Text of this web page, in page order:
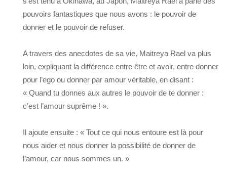
pouvoirs fantastiques que nous avons : le pouvoir de
donner et le pouvoir de refuser.
A travers des anecdotes de sa vie, Maitreya Rael va plus
loin, expliquant la différence entre être et avoir, entre donner
pour l’ego ou donner par amour véritable, en disant :
« Quand tu donnes aux autres le pouvoir de te donner :
c’est l’amour suprême ! ».
Il ajoute ensuite : « Tout ce qui nous entoure est là pour
nous aider et nous donner la possibilité de donner de
l’amour, car nous sommes un. »